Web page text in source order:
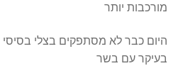
מורכבות יותר
היום כבר לא מסתפקים בצלי בסיסי
בעיקר עם בשר